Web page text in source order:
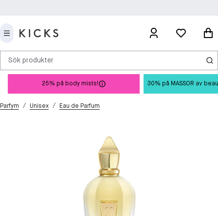
Sök produkter
25% på body mists! 30% på MASSOR av
Parfym / Unisex / Eau de Parfum